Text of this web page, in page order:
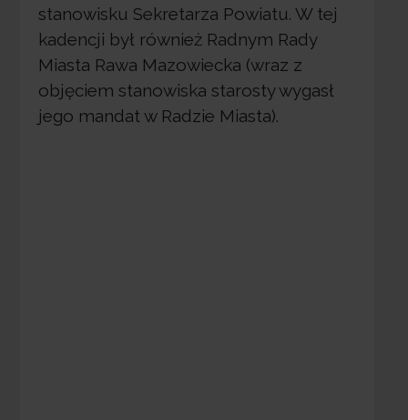
stanowisku Sekretarza Powiatu. W tej
kadencji był również Radnym Rady
Miasta Rawa Mazowiecka (wraz z
objęciem stanowiska starosty wygasł
jego mandat w Radzie Miasta).